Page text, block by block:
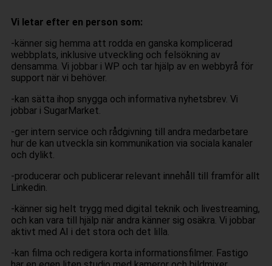
Vi letar efter en person som:
-känner sig hemma att rodda en ganska komplicerad
webbplats, inklusive utveckling och felsökning av
densamma. Vi jobbar i WP och tar hjälp av en webbyrå för
support när vi behöver.
-kan sätta ihop snygga och informativa nyhetsbrev. Vi
jobbar i SugarMarket.
-ger intern service och rådgivning till andra medarbetare
hur de kan utveckla sin kommunikation via sociala kanaler
och dylikt.
-producerar och publicerar relevant innehåll till framför allt
Linkedin.
-känner sig helt trygg med digital teknik och livestreaming,
och kan vara till hjälp när andra känner sig osäkra. Vi jobbar
aktivt med AI i det stora och det lilla.
-kan filma och redigera korta informationsfilmer. Fastigo